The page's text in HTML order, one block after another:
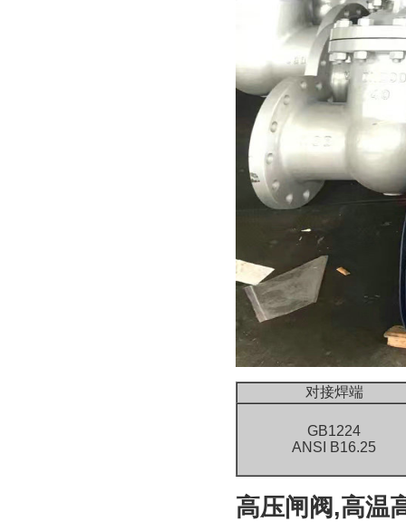
对接焊端
GB1224
ANSI B16.25
高压闸阀,高温